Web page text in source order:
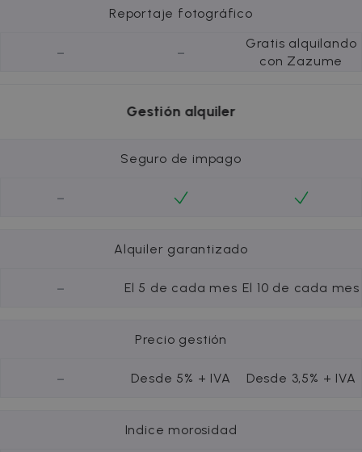
Reportaje fotográfico
- -
Gratis alquilando
con Zazume
Gestión alquiler
Seguro de impago
-
Alquiler garantizado
- El 5 de cada mes El 10 de cada mes
Precio gestión
- Desde 5% + IVA Desde 3,5% + IVA
Indice morosidad